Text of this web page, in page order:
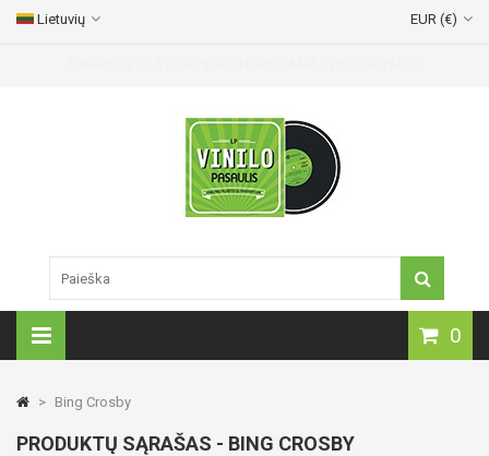
EUR (€)
Lietuvių
0
> Bing Crosby
PRODUKTŲ SĄRAŠAS - BING CROSBY